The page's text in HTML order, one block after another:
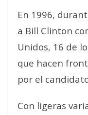
En 1996,
a Bill Clinton
Unidos, 16 de
que hacen
por el
Con ligeras